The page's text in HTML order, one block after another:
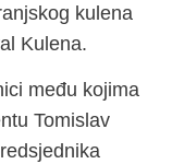
kulena
Kulena.
među kojima
Tomislav